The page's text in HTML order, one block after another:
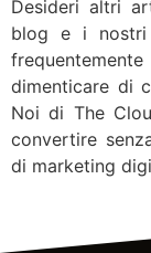
Desideri altri
blog e i nostri
dimenticare di
Noi di The
convertire
di marketing